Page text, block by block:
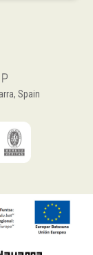
Spain